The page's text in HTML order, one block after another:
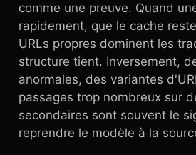
comme une preuve. Quand
rapidement, que le cache
URLs propres dominent les
structure tient. Inversement,
anormales, des variantes
passages trop nombreux sur
secondaires sont souvent le
reprendre le modèle à la